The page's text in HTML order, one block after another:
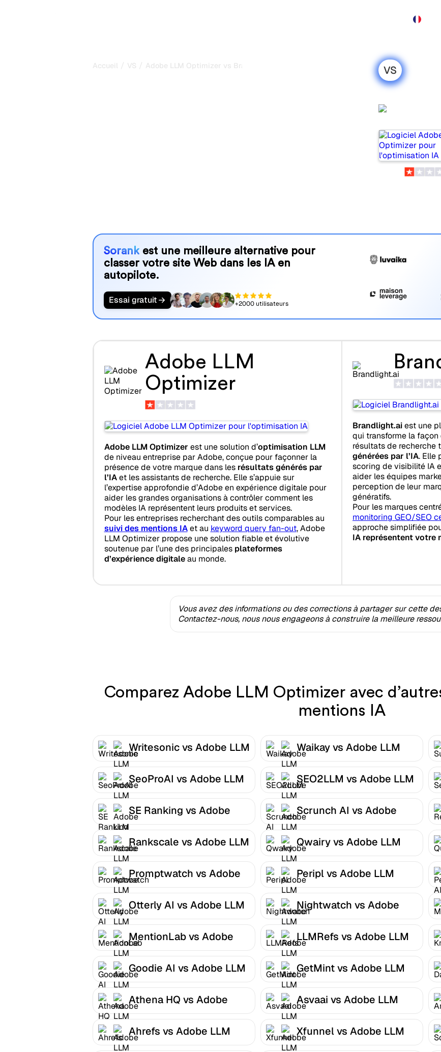
Accueil / VS / Adobe LLM Optimizer vs Brandlight.ai VS
Sorankest une meilleure alternative pour
classer votre site Web dans les IA en
autopilote.
Essai gratuit +2000 utilisateurs
Adobe LLM
Optimizer
Adobe LLM Optimizer est une solution d’optimisation LLM
de niveau entreprise par Adobe, conçue pour façonner la
présence de votre marque dans les résultats générés par
l’IAet les assistants de recherche. Elle s’appuie sur
l’expertise approfondie d’Adobe en expérience digitale pour
aider les grandes organisations à contrôler comment les
modèles IA représentent leurs produits et services.
Pour les entreprises recherchant des outils comparables au
suivi des mentions IAet au keyword query fan-out, Adobe
LLM Optimizer propose une solution fiable et évolutive
soutenue par l’une des principales plateformes
d’expérience digitaleau monde.
Brandlight.aiest une
qui transforme la
résultats de recherche
générées par l’IA. Elle
scoring de visibilité IA
aider les équipes
perception de leur
génératifs.
Pour les marques
monitoring GEO/SEO
approche simplifiée
IA représentent votre
Vous avez des informations ou des corrections à partager sur cette
Contactez-nous, nous nous engageons à construire la meilleure
Comparez Adobe LLM Optimizer avec
mentions IA
Writesonic vs Adobe LLM
Optimizer
Waikay vs Adobe LLM
Optimizer
SeoProAI vs Adobe LLM
Optimizer
SEO2LLM vs Adobe LLM
Optimizer
SE Ranking vs Adobe
LLM Optimizer
Scrunch AI vs Adobe
LLM Optimizer
Rankscale vs Adobe LLM
Optimizer
Qwairy vs Adobe LLM
Optimizer
Promptwatch vs Adobe
LLM Optimizer
Peripl vs Adobe LLM
Optimizer
Otterly AI vs Adobe LLM
Optimizer
Nightwatch vs Adobe
LLM Optimizer
MentionLab vs Adobe
LLM Optimizer
LLMRefs vs Adobe LLM
Optimizer
Goodie AI vs Adobe LLM
Optimizer
GetMint vs Adobe LLM
Optimizer
Athena HQ vs Adobe
LLM Optimizer
Asvaai vs Adobe LLM
Optimizer
Ahrefs vs Adobe LLM
Optimizer
Xfunnel vs Adobe LLM
Optimizer